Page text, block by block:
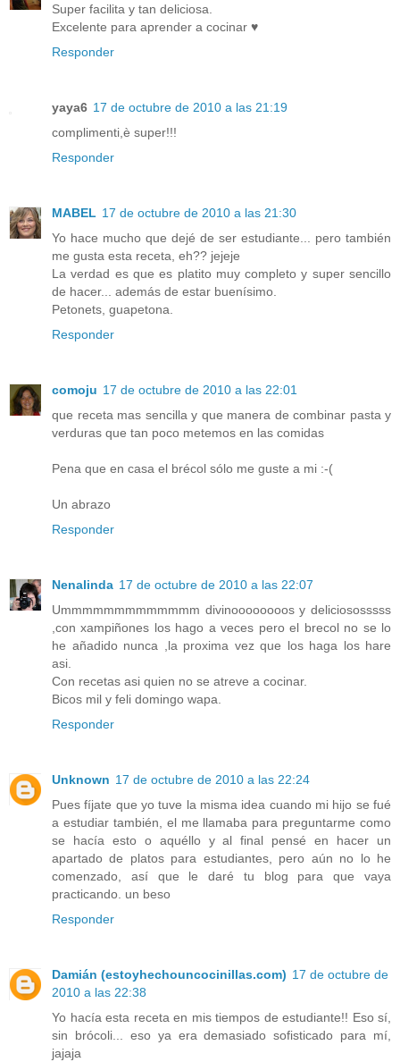
Super facilita y tan deliciosa.
Excelente para aprender a cocinar ♥
Responder
yaya6 17 de octubre de 2010 a las 21:19
complimenti,è super!!!
Responder
MABEL 17 de octubre de 2010 a las 21:30
Yo hace mucho que dejé de ser estudiante... pero también
me gusta esta receta, eh?? jejeje
La verdad es que es platito muy completo y super sencillo
de hacer... además de estar buenísimo.
Petonets, guapetona.
Responder
comoju 17 de octubre de 2010 a las 22:01
que receta mas sencilla y que manera de combinar pasta y
verduras que tan poco metemos en las comidas
Pena que en casa el brécol sólo me guste a mi :-(
Un abrazo
Responder
Nenalinda 17 de octubre de 2010 a las 22:07
Ummmmmmmmmmmmm divinoooooooos y deliciososssss
,con xampiñones los hago a veces pero el brecol no se lo
he añadido nunca ,la proxima vez que los haga los hare
asi.
Con recetas asi quien no se atreve a cocinar.
Bicos mil y feli domingo wapa.
Responder
Unknown 17 de octubre de 2010 a las 22:24
Pues fíjate que yo tuve la misma idea cuando mi hijo se fué
a estudiar también, el me llamaba para preguntarme como
se hacía esto o aquéllo y al final pensé en hacer un
apartado de platos para estudiantes, pero aún no lo he
comenzado, así que le daré tu blog para que vaya
practicando. un beso
Responder
Damián (estoyhechouncocinillas.com) 17 de octubre de
2010 a las 22:38
Yo hacía esta receta en mis tiempos de estudiante!! Eso sí,
sin brócoli... eso ya era demasiado sofisticado para mí,
jajaja